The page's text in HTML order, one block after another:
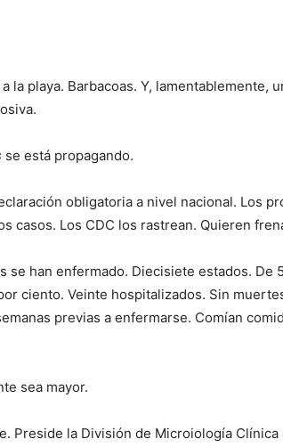
la playa. Barbacoas. Y, lamentablemente,
se está propagando.
obligatoria a nivel nacional. Los
casos. Los CDC los rastrean. Quieren
se han enfermado. Diecisiete estados. De
ciento. Veinte hospitalizados. Sin
previas a enfermarse. Comían
sea mayor.
Preside la División de Microiología Clínica